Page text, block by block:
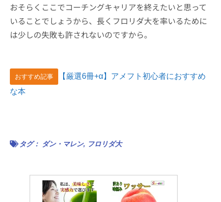
おそらくここでコーチングキャリアを終えたいと思って
いることでしょうから、長くフロリダ大を率いるために
は少しの失敗も許されないのですから。
おすすめ記事
【厳選6冊+α】アメフト初心者におすすめ
な本
タグ： ダン・マレン, フロリダ大